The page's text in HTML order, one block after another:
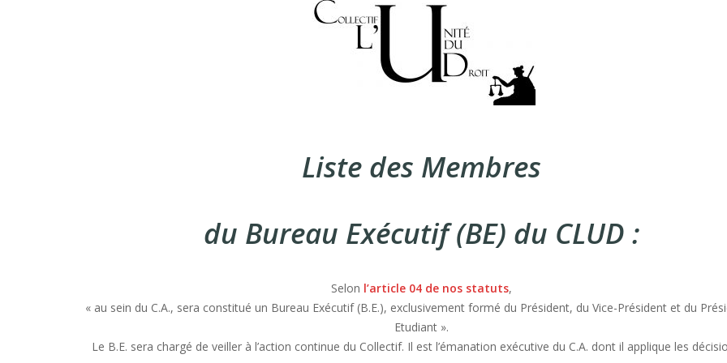
Liste des Membres
du Bureau Exécutif (BE) du CLUD :
Selon l’article 04 de nos statuts,
« au sein du C.A., sera constitué un Bureau Exécutif (B.E.), exclusivement formé du Président, du Vice-Président et du
Etudiant ».
Le B.E. sera chargé de veiller à l’action continue du Collectif. Il est l’émanation exécutive du C.A. dont il applique les